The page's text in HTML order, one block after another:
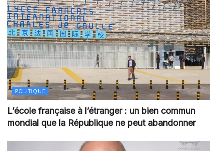
POLITIQUE
L’école française à l’étranger : un bien commun
mondial que la République ne peut abandonner